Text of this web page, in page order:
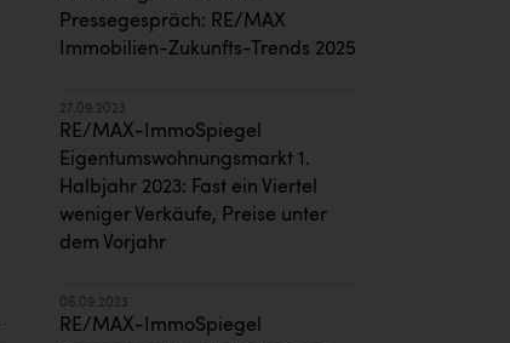
Pressegespräch: RE/MAX
Immobilien-Zukunfts-Trends 2025
27.09.2023
RE/MAX-ImmoSpiegel
Eigentumswohnungsmarkt 1.
Halbjahr 2023: Fast ein Viertel
weniger Verkäufe, Preise unter
dem Vorjahr
06.09.2023
RE/MAX-ImmoSpiegel